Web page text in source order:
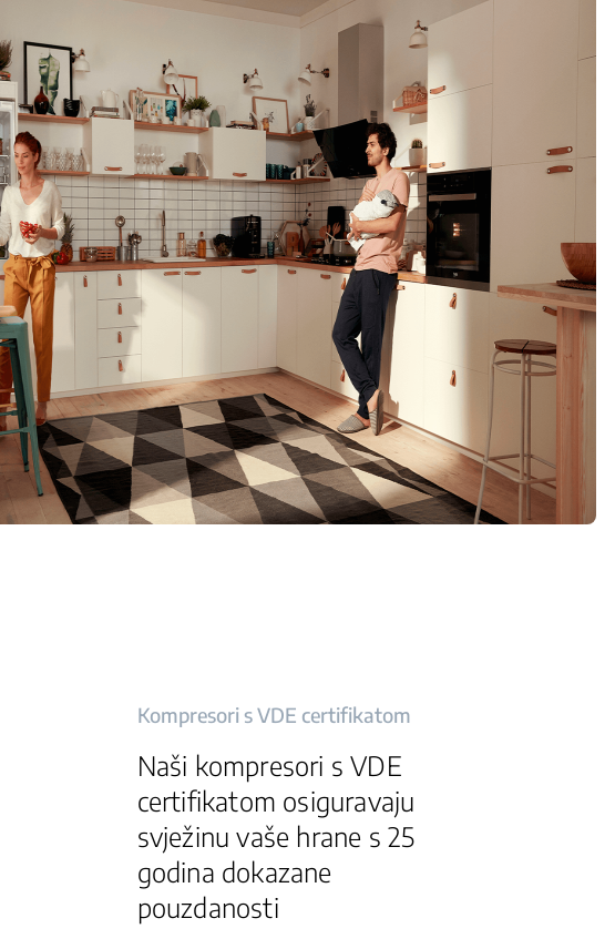
Kompresori s VDE certifikatom
Naši kompresori s VDE
certifikatom osiguravaju
svježinu vaše hrane s 25
godina dokazane
pouzdanosti